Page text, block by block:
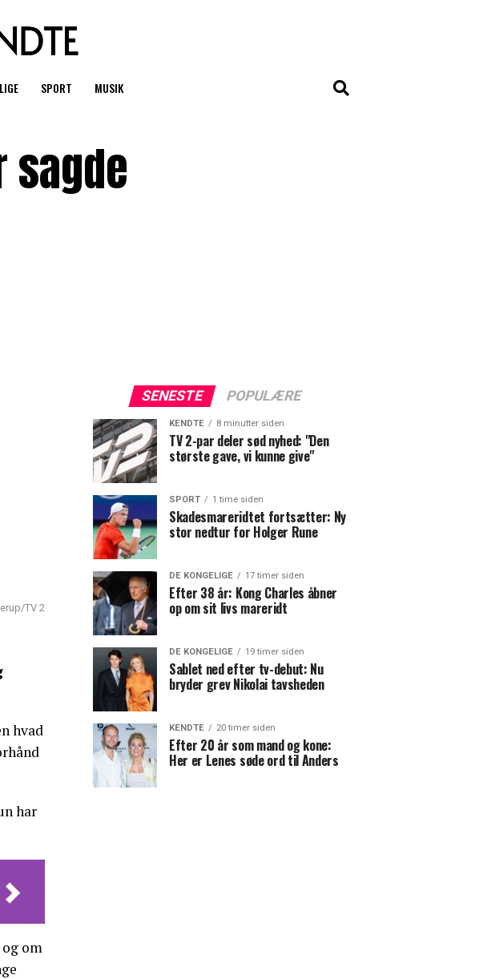
SPORT MUSIK
sagde
TV 2
hvad
har
om
SENESTE POPULÆRE
KENDTE 8 minutter siden
TV 2-par deler sød nyhed: "Den
største gave, vi kunne give"
SPORT 1 time siden
Skadesmareridtet fortsætter: Ny
stor nedtur for Holger Rune
DE KONGELIGE 17 timer siden
Efter 38 år: Kong Charles åbner
op om sit livs mareridt
DE KONGELIGE 19 timer siden
Sablet ned efter tv-debut: Nu
bryder grev Nikolai tavsheden
KENDTE 20 timer siden
Efter 20 år som mand og kone:
Her er Lenes søde ord til Anders